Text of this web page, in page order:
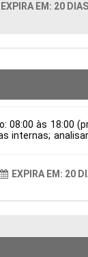
EXPIRA EM: 20 DIAS
às 18:00
de cola,
Barueri, SP,
EXPIRA EM: 20